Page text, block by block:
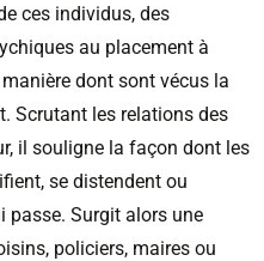
ces individus, des
au placement à
dont sont vécus la
Scrutant les relations des
il souligne la façon dont les
se distendent ou
passe. Surgit alors une
policiers, maires ou